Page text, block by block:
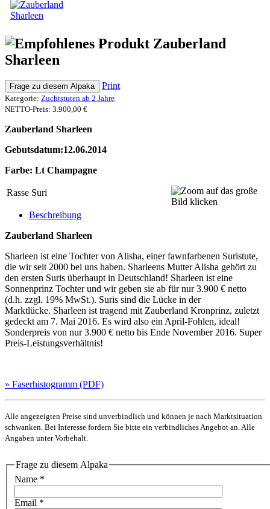
Zauberland
Sharleen
Frage zu diesem Alpaka Print
Kategorie: Zuchtstuten ab 2 Jahre
NETTO-Preis: 3.900,00 €
Zauberland Sharleen
Gebutsdatum:12.06.2014
Farbe: Lt Champagne
Rasse Suri
Beschreibung
Zauberland Sharleen
Sharleen ist eine Tochter von Alisha, einer fawnfarbenen Suristute,
die wir seit 2000 bei uns haben. Sharleens Mutter Alisha gehört zu
den ersten Suris überhaupt in Deutschland! Sharleen ist eine
Sonnenprinz Tochter und wir geben sie ab für nur 3.900 € netto
(d.h. zzgl. 19% MwSt.). Suris sind die Lücke in der
Marktlücke. Sharleen ist tragend mit Zauberland Kronprinz, zuletzt
gedeckt am 7. Mai 2016. Es wird also ein April-Fohlen, ideal!
Sonderpreis von nur 3.900 € netto bis Ende November 2016. Super
Preis-Leistungsverhältnis!
» Faserhistogramm (PDF)
Alle angezeigten Preise sind unverbindlich und können je nach Marktsituation
schwanken. Bei Interesse fordern Sie bitte ein verbindliches Angebot an. Alle
Angaben unter Vorbehalt.
Frage zu diesem Alpaka
Name *
Email *